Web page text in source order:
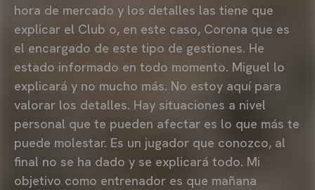
hora de mercado y los detalles las tiene que
explicar el Club o, en este caso, Corona que es
el encargado de este tipo de gestiones. He
estado informado en todo momento. Miguel lo
explicará y no mucho más. No estoy aquí para
valorar los detalles. Hay situaciones a nivel
personal que te pueden afectar es lo que más te
puede molestar. Es un jugador que conozco, al
final no se ha dado y se explicará todo. Mi
objetivo como entrenador es que mañana